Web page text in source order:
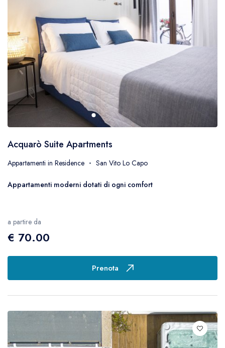
Acquarò Suite Apartments
Appartamenti in Residence San Vito Lo Capo
Appartamenti moderni dotati di ogni comfort
a partire da
€ 70.00
Prenota